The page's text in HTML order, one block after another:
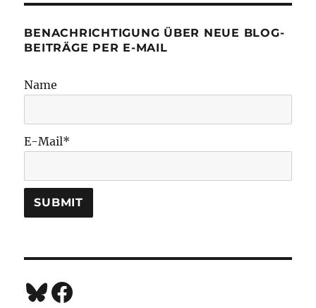
BENACHRICHTIGUNG ÜBER NEUE BLOG-
BEITRÄGE PER E-MAIL
Name
E-Mail*
Bluesky
Facebook